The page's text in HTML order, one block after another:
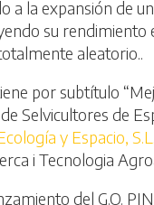
a la expansión de
su
aleatorio..
por subtítulo
Selvicultores de
y Espacio, S.L.
i Tecnologia
del G.O.